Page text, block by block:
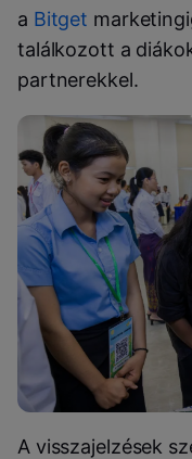
a Bitget
találkozott a
partnerekkel.
A visszajelzések